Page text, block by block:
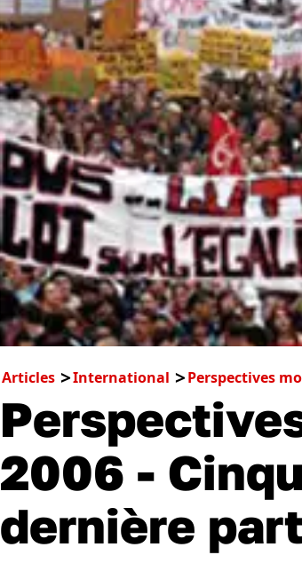
Articles International Perspectives
2006 -
dernière